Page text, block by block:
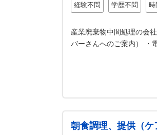
経験不問 学歴不問 時
産業廃棄物中間処理の会
バーさんへのご案内） ・
朝食調理、提供（